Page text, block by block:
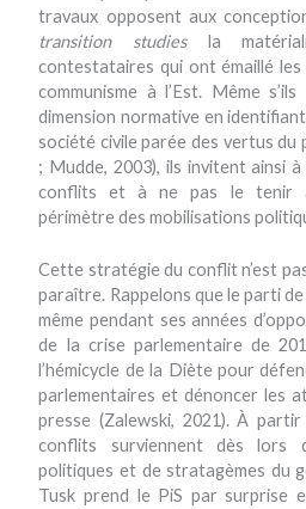
travaux opposent aux
transition studiesla
contestataires qui ont émaillé
communisme à l’Est. Même
dimension normative en
société civile parée des vertus du
; Mudde, 2003), ils invitent ainsi
conflits et à ne pas le tenir
périmètre des mobilisations
Cette stratégie du conflit n’est
paraître. Rappelons que le parti
même pendant ses années
de la crise parlementaire de
l’hémicycle de la Diète pour
parlementaires et dénoncer les
presse (Zalewski, 2021). À
conflits surviennent dès lors
politiques et de stratagèmes du
Tusk prend le PiS par surprise